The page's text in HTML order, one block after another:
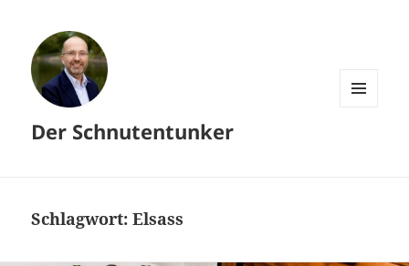
Der Schnutentunker
Schlagwort:Elsass